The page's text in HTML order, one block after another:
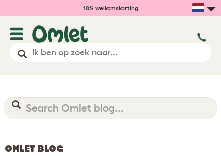
10% welkomskorting
OMLET BLOG